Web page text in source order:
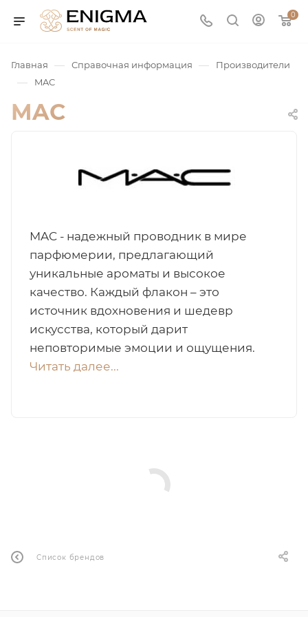
0
/ Нишевая
Главная — Справочная информация — Производители
— MAC
MAC
MAC - надежный проводник в мире
парфюмерии, предлагающий
уникальные ароматы и высокое
качество. Каждый флакон – это
источник вдохновения и шедевр
искусства, который дарит
неповторимые эмоции и ощущения.
Читать далее...
Список брендов